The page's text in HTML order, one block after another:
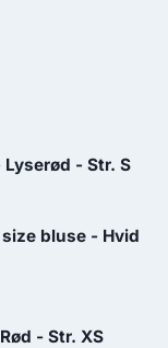
- Str. S
bluse - Hvid
- Str. XS